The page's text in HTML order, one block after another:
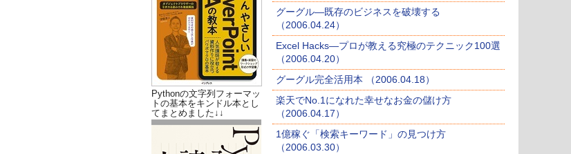
Pythonの文字列フォーマッ
トの基本をキンドル本とし
てまとめました↓↓
グーグル―既存のビジネスを破壊する
（2006.04.24）
Excel Hacks―プロが教える究極のテクニック100選
（2006.04.20）
グーグル完全活用本 （2006.04.18）
楽天でNo.1になれた幸せなお金の儲け方
（2006.04.17）
1億稼ぐ「検索キーワード」の見つけ方
（2006.03.30）